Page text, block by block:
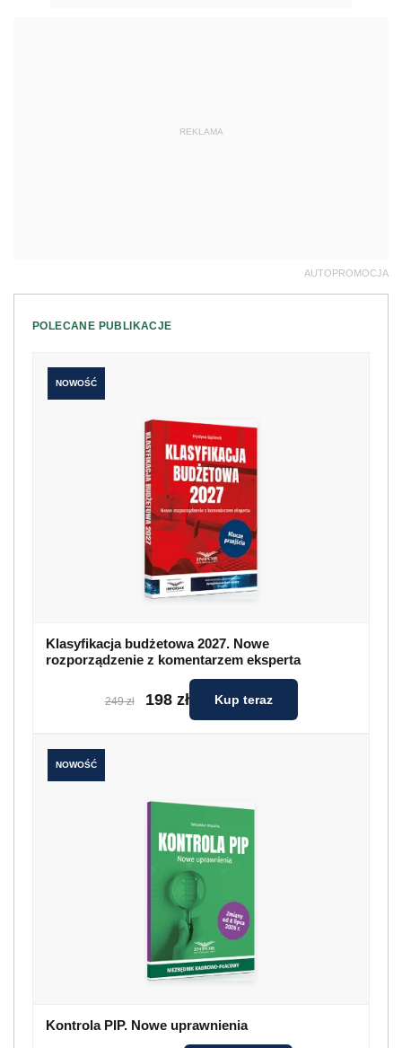
REKLAMA
AUTOPROMOCJA
POLECANE PUBLIKACJE
NOWOŚĆ
Klasyfikacja budżetowa 2027. Nowe
rozporządzenie z komentarzem eksperta
249 zł 198 zł Kup teraz
NOWOŚĆ
Kontrola PIP. Nowe uprawnienia